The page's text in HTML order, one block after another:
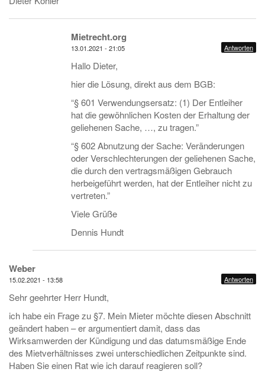
Mietrecht.org
13.01.2021 - 21:05 Antworten
Hallo Dieter,
hier die Lösung, direkt aus dem BGB:
“§ 601 Verwendungsersatz: (1) Der Entleiher
hat die gewöhnlichen Kosten der Erhaltung der
geliehenen Sache, …, zu tragen.”
“§ 602 Abnutzung der Sache: Veränderungen
oder Verschlechterungen der geliehenen Sache,
die durch den vertragsmäßigen Gebrauch
herbeigeführt werden, hat der Entleiher nicht zu
vertreten.”
Viele Grüße
Dennis Hundt
Weber
15.02.2021 - 13:58 Antworten
Sehr geehrter Herr Hundt,
ich habe ein Frage zu §7. Mein Mieter möchte diesen Abschnitt
geändert haben – er argumentiert damit, dass das
Wirksamwerden der Kündigung und das datumsmäßige Ende
des Mietverhältnisses zwei unterschiedlichen Zeitpunkte sind.
Haben Sie einen Rat wie ich darauf reagieren soll?